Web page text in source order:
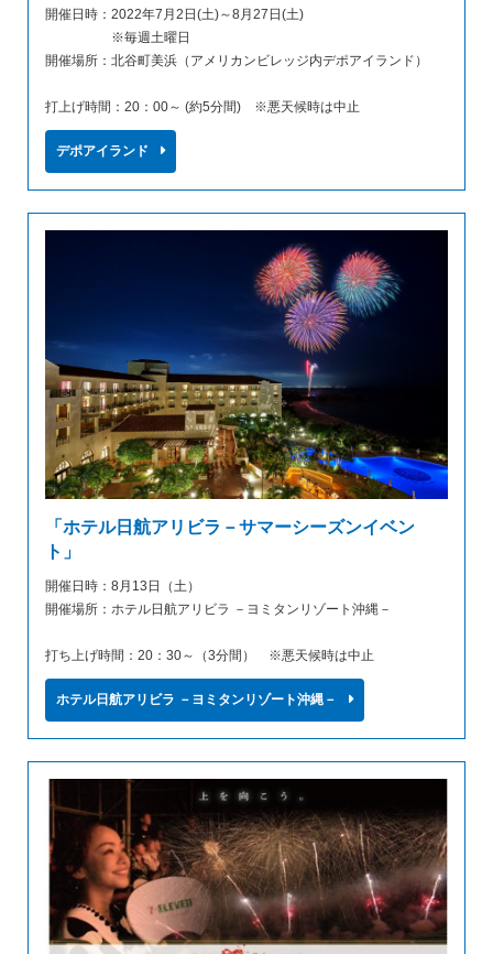
開催日時：2022年7月2日(土)～8月27日(土)
※毎週土曜日
開催場所：北谷町美浜（アメリカンビレッジ内デポアイランド）
打上げ時間：20：00～ (約5分間) ※悪天候時は中止
デポアイランド
「ホテル日航アリビラ－サマーシーズンイベン
ト」
開催日時：8月13日（土）
開催場所：ホテル日航アリビラ －ヨミタンリゾート沖縄－
打ち上げ時間：20：30～（3分間） ※悪天候時は中止
ホテル日航アリビラ －ヨミタンリゾート沖縄－